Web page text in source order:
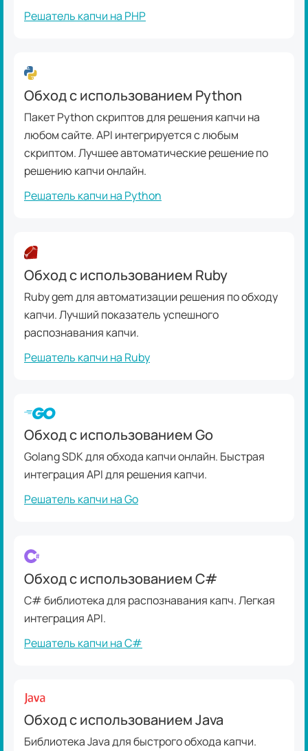
Решатель капчи на PHP
Обход с использованием Python
Пакет Python скриптов для решения капчи на
любом сайте. API интегрируется с любым
скриптом. Лучшее автоматические решение по
решению капчи онлайн.
Решатель капчи на Python
Обход с использованием Ruby
Ruby gem для автоматизации решения по обходу
капчи. Лучший показатель успешного
распознавания капчи.
Решатель капчи на Ruby
Обход с использованием Go
Golang SDK для обхода капчи онлайн. Быстрая
интеграция API для решения капчи.
Решатель капчи на Go
Обход с использованием C#
C# библиотека для распознавания капч. Легкая
интеграция API.
Решатель капчи на C#
Обход с использованием Java
Библиотека Java для быстрого обхода капчи.